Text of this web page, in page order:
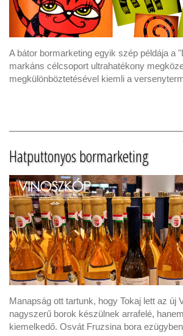
A bátor bormarketing egyik szép példája a
markáns célcsoport ultrahatékony
megkülönböztetésével kiemli a
Hatputtonyos bormarketing
Manapság ott tartunk, hogy Tokaj lett az új
nagyszerű borok készülnek arrafelé,
kiemelkedő. Osvát Fruzsina bora